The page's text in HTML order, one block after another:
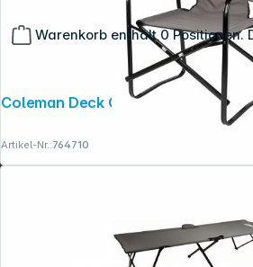
Warenkorb enthält 0
Coleman Deck Chair Stahl
Artikel-Nr.:764710
Copyright © 2001 - 2026 dexxIT. Alle